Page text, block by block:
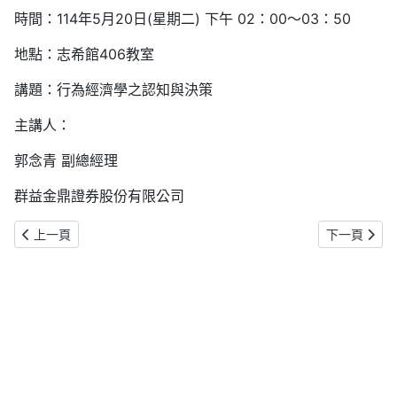
時間：114年5月20日(星期二) 下午 02：00～03：50
地點：志希館406教室
講題： 行為經濟學之認知與決策
主講人：
郭念青 副總經理
群益金鼎證券股份有限公司
上一篇文章: 【 管院日 跨領域松問講座 - 中大管院共學匯談#2 】5/
上一頁 下一篇文章:
下一頁